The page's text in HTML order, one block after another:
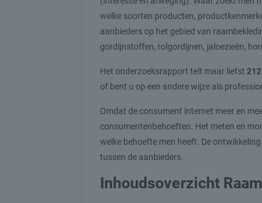
welke soorten producten,
aanbieders op het gebied van
gordijnstoffen, rolgordijnen, jaloezieën,
Het onderzoeksrapport telt maar liefst212
of bent u op een andere wijze als
Omdat de consument internet meer en
consumentenbehoeften. Het meten en
welke behoefte men heeft. De
tussen de aanbieders.
Inhoudsoverzicht